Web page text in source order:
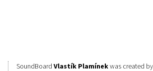
SoundBoard Vlastík Plamínekwas created by